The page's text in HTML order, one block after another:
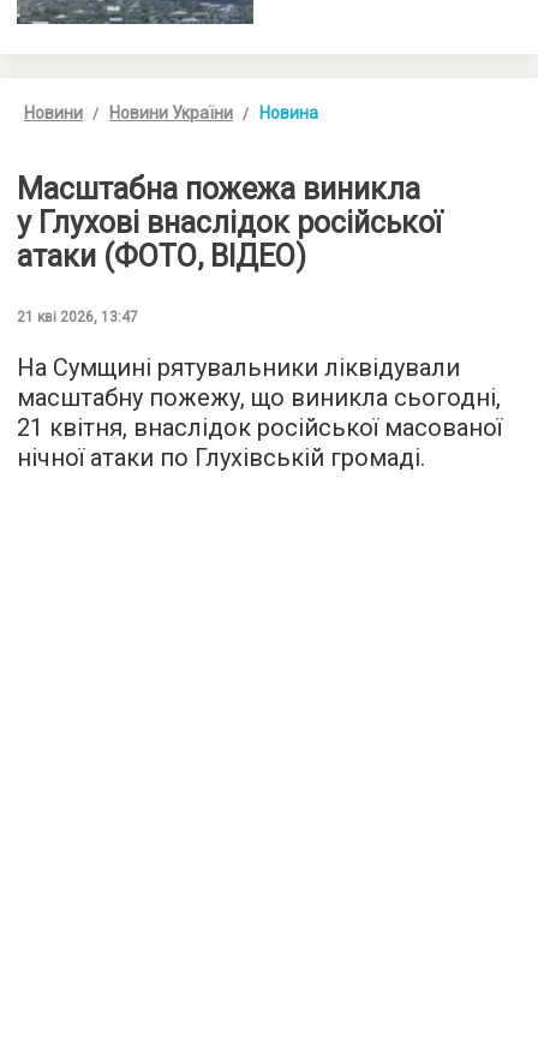
Новини Новини України Новина
Масштабна пожежа виникла
у Глухові внаслідок російської
атаки (ФОТО, ВІДЕО)
21 кві 2026, 13:47
На Сумщині рятувальники ліквідували
масштабну пожежу, що виникла сьогодні,
21 квітня, внаслідок російської масованої
нічної атаки по Глухівській громаді.